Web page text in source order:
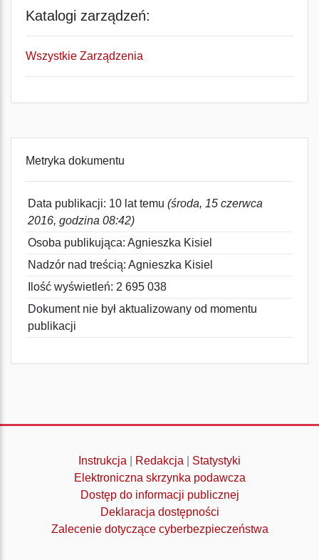
Katalogi zarządzeń:
Wszystkie Zarządzenia
Metryka dokumentu
Data publikacji: 10 lat temu (środa, 15 czerwca
2016, godzina 08:42)
Osoba publikująca: Agnieszka Kisiel
Nadzór nad treścią: Agnieszka Kisiel
Ilość wyświetleń: 2 695 038
Dokument nie był aktualizowany od momentu
publikacji
Instrukcja Redakcja
Statystyki
Elektroniczna skrzynka podawcza
Dostęp do informacji publicznej
Deklaracja dostępności
Zalecenie dotyczące cyberbezpieczeństwa